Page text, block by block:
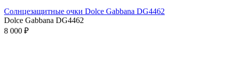
Солнцезащитные очки Dolce Gabbana DG4462
Dolce Gabbana DG4462
8 000 ₽